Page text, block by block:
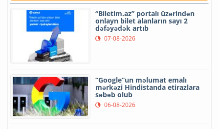
“Biletim.az” portalı üzərindən
onlayn bilet alanların sayı 2
dəfəyədək artıb
07-08-2026
“Google”un məlumat emalı
mərkəzi Hindistanda etirazlara
səbəb olub
06-08-2026